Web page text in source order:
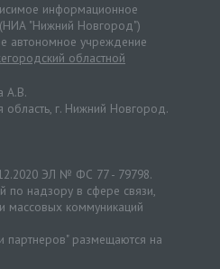
информационное
"Нижний Новгород")
автономное учреждение
областной
А.В.
г. Нижний Новгород.
ЭЛ № ФС 77 - 79798.
надзору в сфере связи,
массовых коммуникаций
партнеров" размещаются на